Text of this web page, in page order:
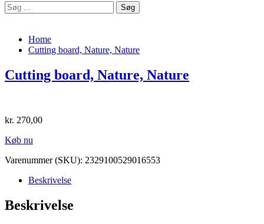
Søg
efter:
Home
Cutting board, Nature, Nature
Cutting board, Nature, Nature
kr. 270,00
Køb nu
Varenummer (SKU): 2329100529016553
Beskrivelse
Beskrivelse